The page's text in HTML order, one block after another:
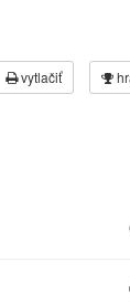
vytlačiť